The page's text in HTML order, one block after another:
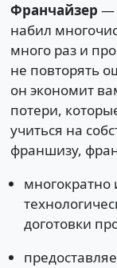
Франчайзер —
набил
много раз и
не повторять
он экономит
потери,
учиться на
франшизу,
многократно
доготовки